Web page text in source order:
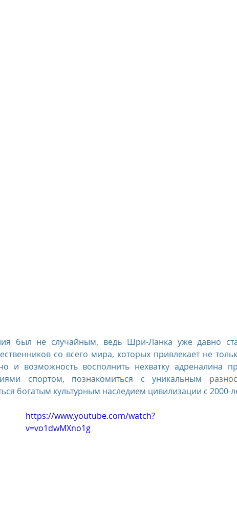
был не случайным, ведь Шри-Ланка уже давно
со всего мира, которых привлекает не
и возможность восполнить нехватку адреналина
спортом, познакомиться с уникальным
богатым культурным наследием цивилизации с 2000-
https://www.youtube.com/watch?
v=vo1dwMXno1g